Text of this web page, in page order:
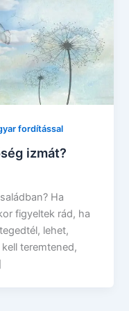
fordítással
izmát?
Ha
figyeltek rád, ha
lehet,
teremtened,